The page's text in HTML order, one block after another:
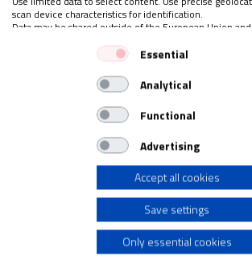
como si fuera otro de esos términos
de moda. Puede haber algo de verdad
no es menos cierto que la sociedad
medida que estudia, analiza e
caminos que generen un
transformador. Tantola resiliencia
“crecimiento postraumático” se
intento humanizador.
Desde el ámbito científico, no
haya un acuerdo completo en su
scan device characteristics for identification.
Data may be shared outside of the European Union and
Your consent and the cookie policy applies solely to
View Partner List (1 IAB Vendors)
We use your data for the following purposes:
IAB processing purposes:
Use limited data to select advertising
Create profiles for personalised
Essential
Analytical
Functional
Advertising
Accept all cookies
Save settings
Only essential cookies